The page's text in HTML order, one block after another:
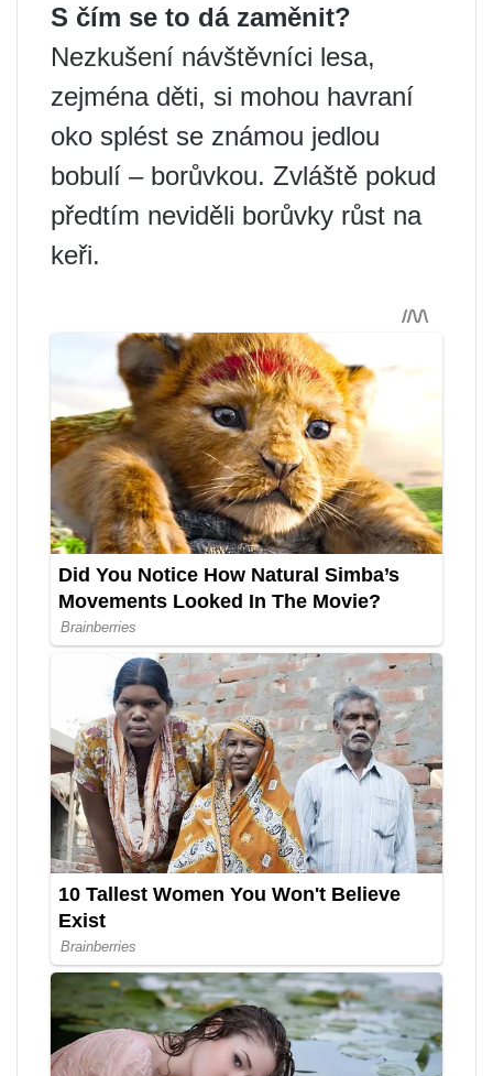
S čím se to dá zaměnit?
Nezkušení návštěvníci lesa,
zejména děti, si mohou havraní
oko splést se známou jedlou
bobulí – borůvkou. Zvláště pokud
předtím neviděli borůvky růst na
keři.